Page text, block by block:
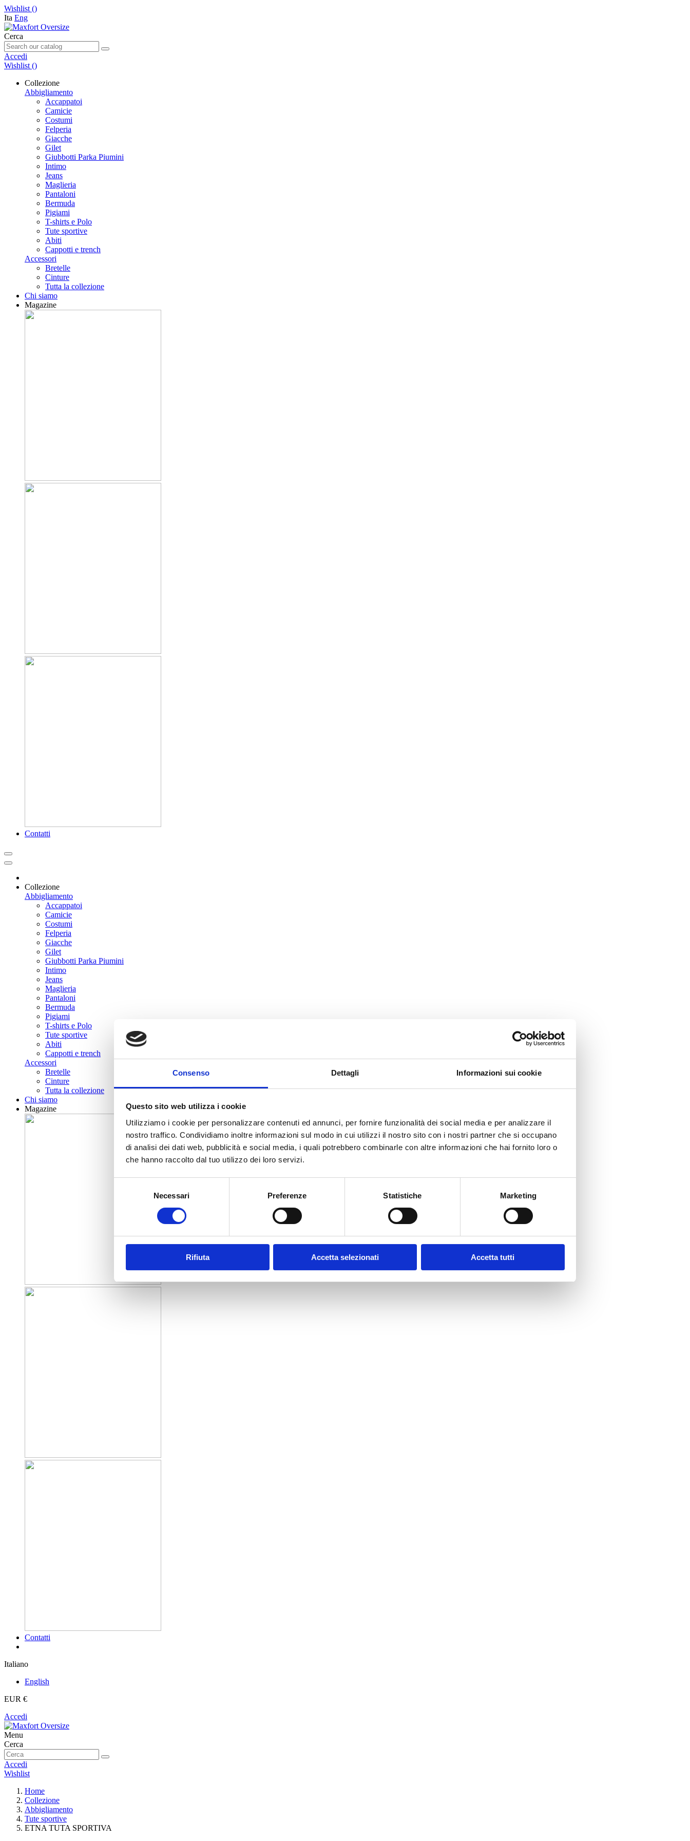
Consenso Dettagli Informazioni sui cookie
Questo sito web utilizza i cookie
Utilizziamo i cookie per personalizzare contenuti ed annunci, per fornire funzionalità dei social media e per analizzare il
nostro traffico. Condividiamo inoltre informazioni sul modo in cui utilizzi il nostro sito con i nostri partner che si occupano
di analisi dei dati web, pubblicità e social media, i quali potrebbero combinarle con altre informazioni che hai fornito loro o
che hanno raccolto dal tuo utilizzo dei loro servizi.
Necessari Preferenze Statistiche Marketing
Rifiuta Accetta selezionati Accetta tutti
Wishlist ()
Ita Eng
Cerca
Accedi
Wishlist ()
Collezione
Abbigliamento
Accappatoi
Camicie
Costumi
Felperia
Giacche
Gilet
Giubbotti Parka Piumini
Intimo
Jeans
Maglieria
Pantaloni
Bermuda
Pigiami
T-shirts e Polo
Tute sportive
Abiti
Cappotti e trench
Accessori
Bretelle
Cinture
Tutta la collezione
Chi siamo
Magazine
Contatti
Collezione
Abbigliamento
Accappatoi
Camicie
Costumi
Felperia
Giacche
Gilet
Giubbotti Parka Piumini
Intimo
Jeans
Maglieria
Pantaloni
Bermuda
Pigiami
T-shirts e Polo
Tute sportive
Abiti
Cappotti e trench
Accessori
Bretelle
Cinture
Tutta la collezione
Chi siamo
Magazine
Contatti
Italiano
English
EUR €
Accedi
Menu
Cerca
Accedi
Wishlist
Home
Collezione
Abbigliamento
Tute sportive
ETNA TUTA SPORTIVA